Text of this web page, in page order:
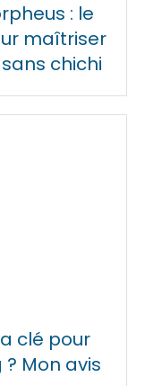
: le
maîtriser
chichi
clé pour
Mon avis